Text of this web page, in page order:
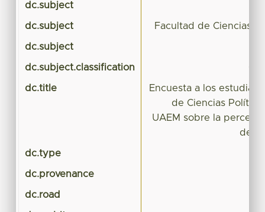
dc.subject
dc.subject Facultad de Ciencias
dc.subject
dc.subject.classification
dc.title
Encuesta a los
de Ciencias
UAEM sobre la
de
dc.type
dc.provenance
dc.road